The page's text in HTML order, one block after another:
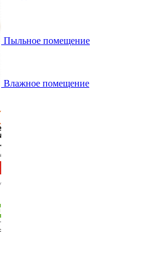
Пыльное помещение
Влажное помещение